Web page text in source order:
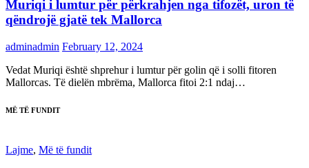
Muriqi i lumtur për përkrahjen nga tifozët, uron të
qëndrojë gjatë tek Mallorca
adminadmin February 12, 2024
Vedat Muriqi është shprehur i lumtur për golin që i solli fitoren
Mallorcas. Të dielën mbrëma, Mallorca fitoi 2:1 ndaj…
MË TË FUNDIT
Lajme, Më të fundit